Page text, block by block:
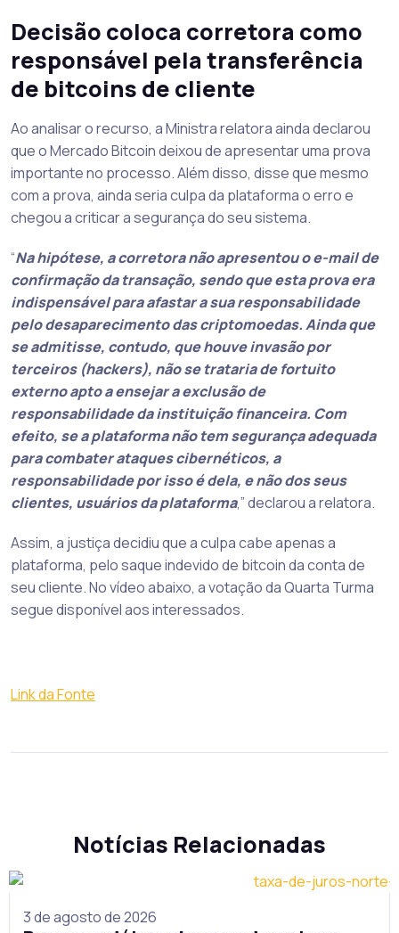
Decisão coloca corretora como
responsável pela transferência
de bitcoins de cliente
Ao analisar o recurso, a Ministra relatora ainda declarou
que o Mercado Bitcoin deixou de apresentar uma prova
importante no processo. Além disso, disse que mesmo
com a prova, ainda seria culpa da plataforma o erro e
chegou a criticar a segurança do seu sistema.
“Na hipótese, a corretora não apresentou o e-mail de
confirmação da transação, sendo que esta prova era
indispensável para afastar a sua responsabilidade
pelo desaparecimento das criptomoedas. Ainda que
se admitisse, contudo, que houve invasão por
terceiros (hackers), não se trataria de fortuito
externo apto a ensejar a exclusão de
responsabilidade da instituição financeira. Com
efeito, se a plataforma não tem segurança adequada
para combater ataques cibernéticos, a
responsabilidade por isso é dela, e não dos seus
clientes, usuários da plataforma,” declarou a relatora.
Assim, a justiça decidiu que a culpa cabe apenas a
plataforma, pelo saque indevido de bitcoin da conta de
seu cliente. No vídeo abaixo, a votação da Quarta Turma
segue disponível aos interessados.
Link da Fonte
Notícias Relacionadas
3 de agosto de 2026